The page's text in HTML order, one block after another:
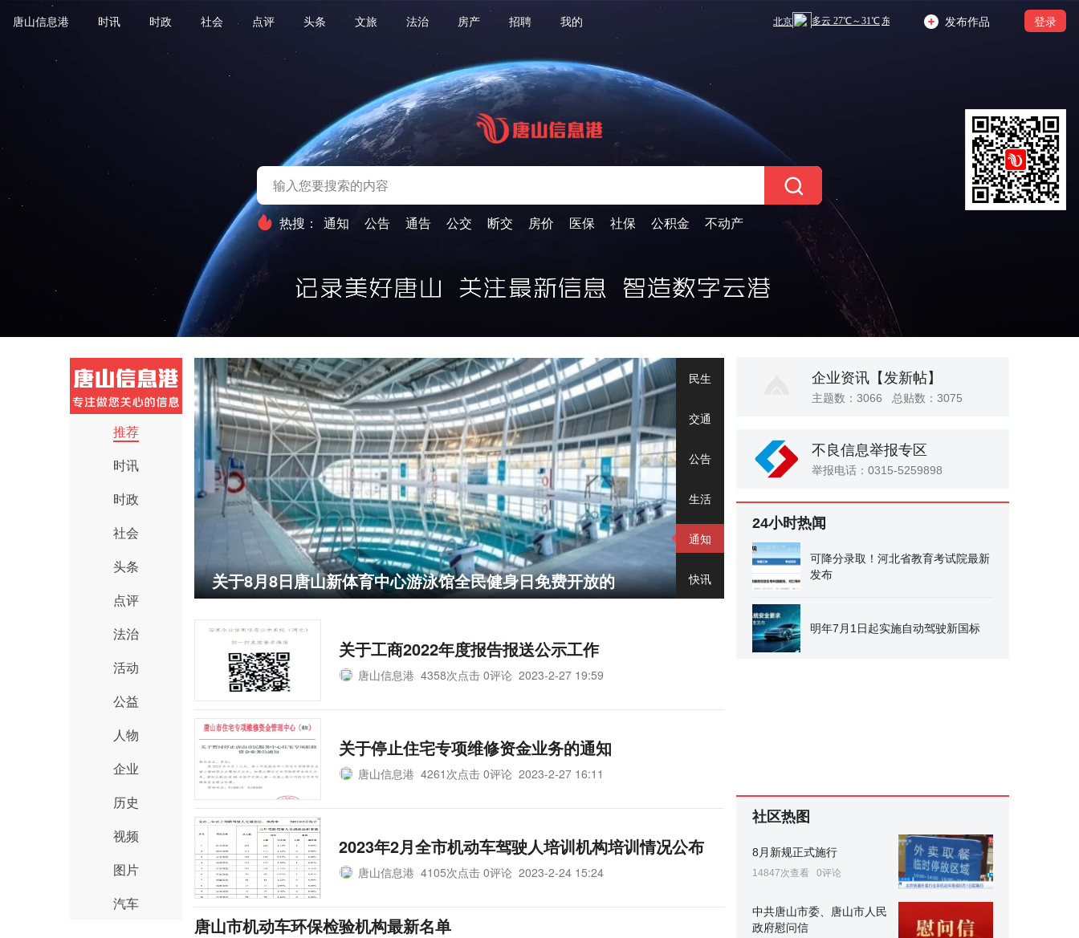
唐山信息港 时讯 时政 社会 点评 头条 文旅 法治 房产 招聘 我的 发布作品 登录
热搜： 通知 公告 通告 公交 断交 房价 医保 社保 公积金 不动产
推荐
时讯
时政
社会
头条
点评
法治
活动
公益
人物
企业
历史
视频
图片
汽车
关于8月8日唐山新体育中心游泳馆全民健身日免费开放的
民生
交通
公告
生活
通知
快讯
关于工商2022年度报告报送公示工作
唐山信息港 4358次点击 0评论 2023-2-27 19:59
关于停止住宅专项维修资金业务的通知
唐山信息港 4261次点击 0评论 2023-2-27 16:11
2023年2月全市机动车驾驶人培训机构培训情况公布
唐山信息港 4105次点击 0评论 2023-2-24 15:24
唐山市机动车环保检验机构最新名单
企业资讯 【发新帖】
主题数：3066 总贴数：3075
不良信息举报专区
举报电话：0315-5259898
24小时热闻
可降分录取！河北省教育考试院最新
发布
明年7月1日起实施自动驾驶新国标
社区热图
8月新规正式施行
14847次查看 0评论
中共唐山市委、唐山市人民
政府慰问信